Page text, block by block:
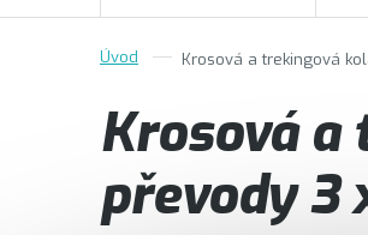
Krosová a trekingová
Krosová a
převody 3